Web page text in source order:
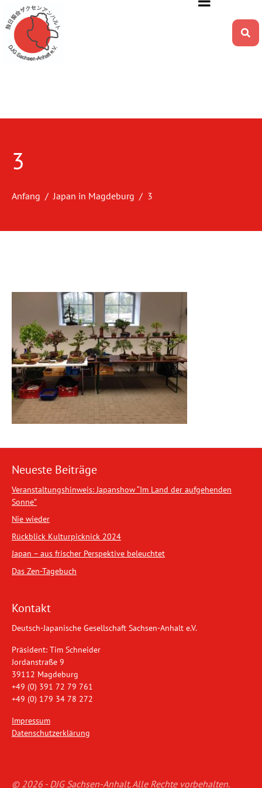
3
Anfang Japan in Magdeburg 3
Neueste Beiträge
Veranstaltungshinweis: Japanshow “Im Land der aufgehenden
Sonne”
Nie wieder
Rückblick Kulturpicknick 2024
Japan – aus frischer Perspektive beleuchtet
Das Zen-Tagebuch
Kontakt
Deutsch-Japanische Gesellschaft Sachsen-Anhalt e.V.
Präsident: Tim Schneider
Jordanstraße 9
39112 Magdeburg
+49 (0) 391 72 79 761
+49 (0) 179 34 78 272
Impressum
Datenschutzerklärung
© 2026 - DJG Sachsen-Anhalt. Alle Rechte vorbehalten.